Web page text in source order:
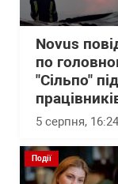
Novus
по
"Сільпо"
5 серпня, 16:24
Події